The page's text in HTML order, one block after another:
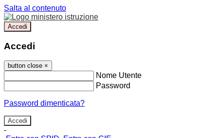
Salta al contenuto
Accedi
Accedi
button close ×
Nome Utente
Password
Password dimenticata?
-